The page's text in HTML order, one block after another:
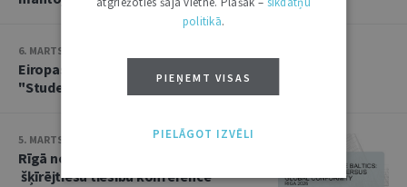
6. MARTS • 10:11
Eiropas Cilvēktiesību tiesa noraida sūdzības lietās
"Studente un Students pret Latviju"
5. MARTS • 15:16
Rīgā notiks otrā Baltijas mēroga
šķīrējtiesu tiesību konference
politikā.
PIEŅEMT VISAS
PIELĀGOT IZVĒLI